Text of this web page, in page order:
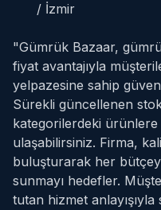
/ İzmir
"Gümrük Bazaar,
fiyat avantajıyla
yelpazesine sahip
Sürekli güncellenen
kategorilerdeki ürünlere
ulaşabilirsiniz. Firma,
buluşturarak her
sunmayı hedefler.
tutan hizmet anlayışıyla